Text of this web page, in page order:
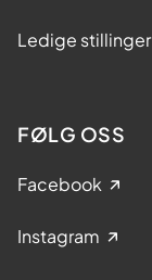
Ledige stillinger
FØLG OSS
Facebook
Instagram